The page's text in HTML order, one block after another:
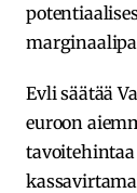
Evli säätää
euroon